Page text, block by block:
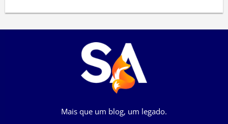
Mais que um blog, um legado.